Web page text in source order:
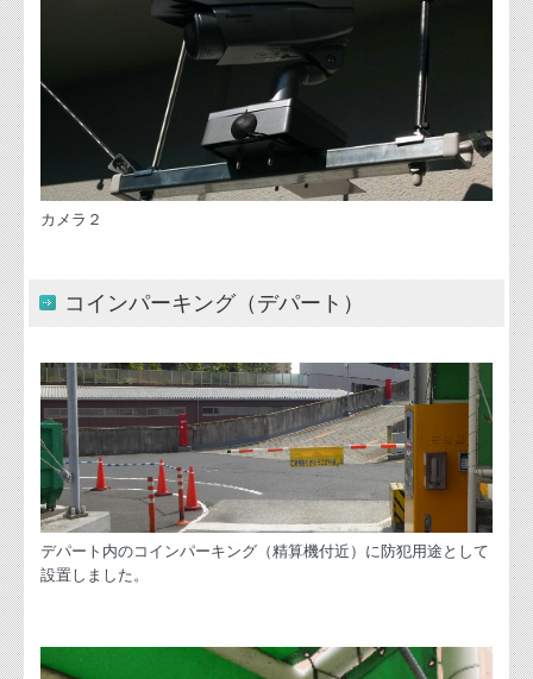
カメラ２
コインパーキング（デパート）
デパート内のコインパーキング（精算機付近）に防犯用途として
設置しました。